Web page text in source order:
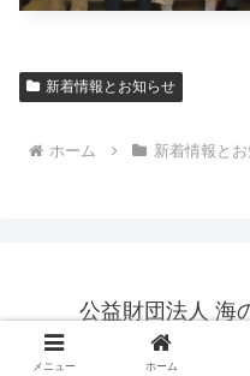
新着情報とお知らせ
ホーム 新着情報と
公益財団法人 海
© 2011 公益財団法人 海の星
メニュー ホーム